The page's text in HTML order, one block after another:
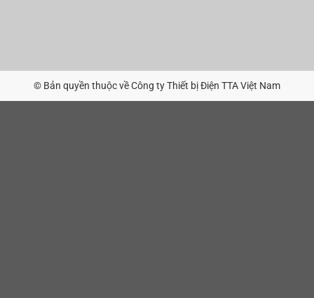
© Bản quyền thuộc về Công ty Thiết bị Điện TTA Việt Nam